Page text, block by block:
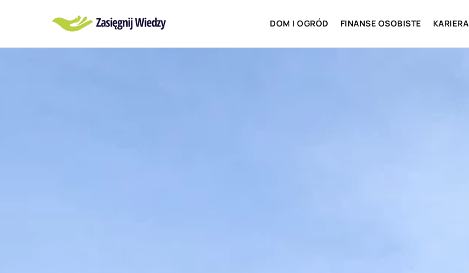
DOM I OGRÓD FINANSE OSOBISTE KARIERA